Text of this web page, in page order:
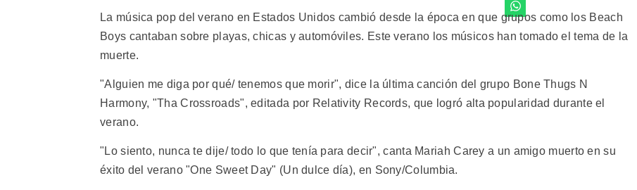
La música pop del verano en Estados Unidos cambió desde la época en que grupos como los Beach
Boys cantaban sobre playas, chicas y automóviles. Este verano los músicos han tomado el tema de la
muerte.
"Alguien me diga por qué/ tenemos que morir", dice la última canción del grupo Bone Thugs N
Harmony, "Tha Crossroads", editada por Relativity Records, que logró alta popularidad durante el
verano.
"Lo siento, nunca te dije/ todo lo que tenía para decir", canta Mariah Carey a un amigo muerto en su
éxito del verano "One Sweet Day" (Un dulce día), en Sony/Columbia.